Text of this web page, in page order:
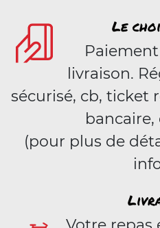
Le
livraison.
sécurisé, cb, ticket
bancaire,
(pour plus de